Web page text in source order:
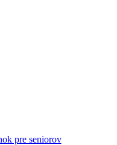
pre seniorov